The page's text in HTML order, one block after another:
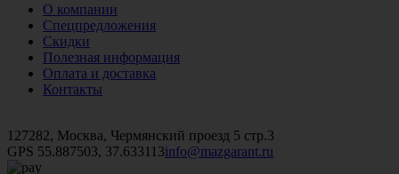
О компании
Спецпредложения
Скидки
Полезная информация
Оплата и доставка
Контакты
127282, Москва, Чермянский проезд 5 стр.3
GPS 55.887503, 37.633113info@mazgarant.ru